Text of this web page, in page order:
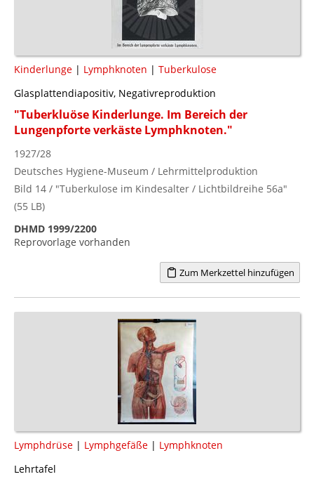
Kinderlunge | Lymphknoten | Tuberkulose
Glasplattendiapositiv, Negativreproduktion
"Tuberkluöse Kinderlunge. Im Bereich der
Lungenpforte verkäste Lymphknoten."
1927/28
Deutsches Hygiene-Museum / Lehrmittelproduktion
Bild 14 / "Tuberkulose im Kindesalter / Lichtbildreihe 56a"
(55 LB)
DHMD 1999/2200
Reprovorlage vorhanden
Zum Merkzettel hinzufügen
Lymphdrüse | Lymphgefäße | Lymphknoten
Lehrtafel